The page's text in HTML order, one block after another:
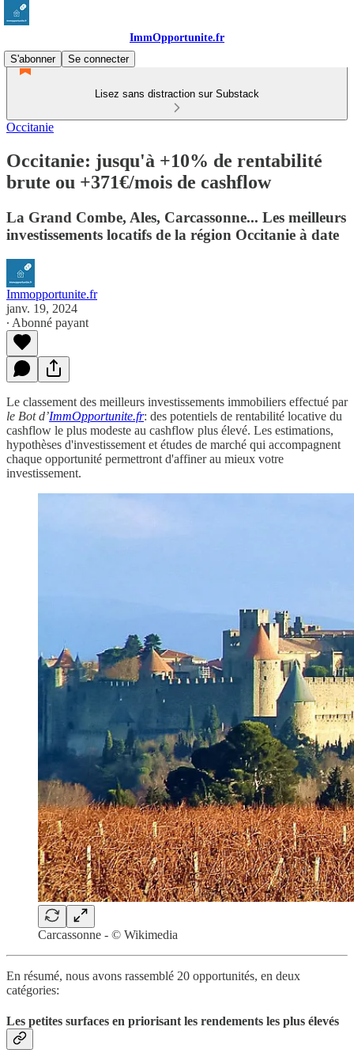
ImmOpportunite.fr
S'abonner
Se connecter
Lisez sans distraction sur Substack
Occitanie
Occitanie: jusqu'à +10% de rentabilité
brute ou +371€/mois de cashflow
La Grand Combe, Ales, Carcassonne... Les meilleurs
investissements locatifs de la région Occitanie à date
Immopportunite.fr
janv. 19, 2024
∙ Abonné payant
Le classement des meilleurs investissements immobiliers effectué par
le Bot d’ImmOpportunite.fr: des potentiels de rentabilité locative du
cashflow le plus modeste au cashflow plus élevé. Les estimations,
hypothèses d'investissement et études de marché qui accompagnent
chaque opportunité permettront d'affiner au mieux votre
investissement.
Carcassonne - © Wikimedia
En résumé, nous avons rassemblé 20 opportunités, en deux
catégories:
Les petites surfaces en priorisant les rendements les plus élevés